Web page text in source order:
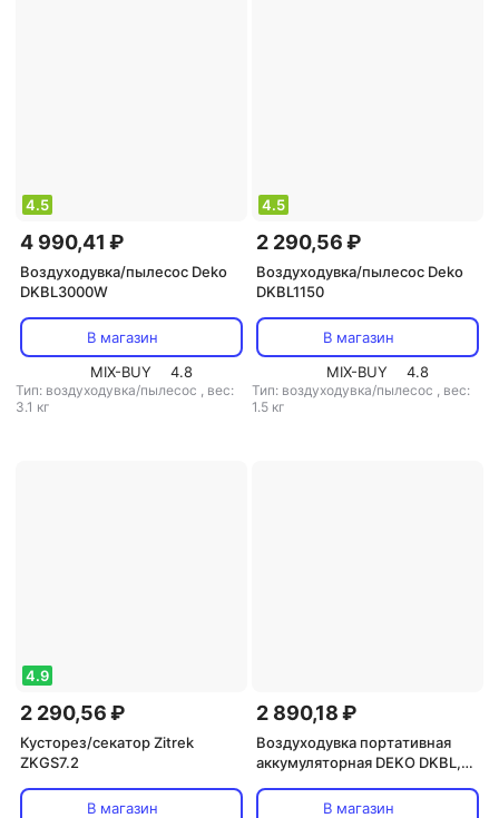
4.5
4 990,41 ₽
Воздуходувка/пылесос Deko
DKBL3000W
В магазин
MIX-BUY
4.8
Тип: воздуходувка/пылесос , вес:
3.1 кг
4.5
2 290,56 ₽
Воздуходувка/пылесос Deko
DKBL1150
В магазин
MIX-BUY
4.8
Тип: воздуходувка/пылесос , вес:
1.5 кг
4.9
2 290,56 ₽
Кусторез/секатор Zitrek
ZKGS7.2
В магазин
2 890,18 ₽
Воздуходувка портативная
аккумуляторная DEKO DKBL,
В магазин